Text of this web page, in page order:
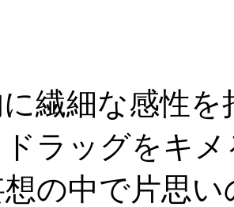
に繊細な感性
ラッグをキ
の中で片思